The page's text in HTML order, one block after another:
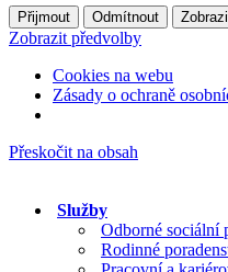
Přijmout Odmítnout
Zobrazit předvolby
Cookies na webu
Zásady o ochraně
Přeskočit na obsah
Služby
Odborné sociální
Rodinné